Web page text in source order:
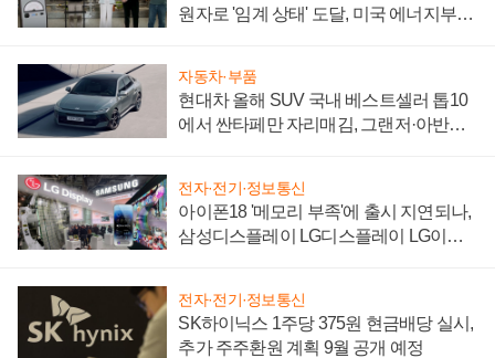
원자로 '임계 상태' 도달, 미국 에너지부
자동차·부품
현대차 올해 SUV 국내 베스트셀러 톱10
에서 싼타페만 자리매김, 그랜저·아반떼
전자·전기·정보통신
아이폰18 '메모리 부족'에 출시 지연되나,
삼성디스플레이 LG디스플레이 LG이노
전자·전기·정보통신
SK하이닉스 1주당 375원 현금배당 실시,
추가 주주환원 계획 9월 공개 예정